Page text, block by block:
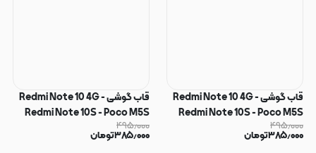
قاب گوشی Redmi Note 10 4G -
Redmi Note 10S - Poco M5S
دور مات دکمه کرومی طرح قلب و
۴۹۵٫۰۰۰
۳۸۵٫۰۰۰تومان
قاب گوشی Redmi Note 10 4G -
Redmi Note 10S - Poco M5S
دور مات دکمه کرومی طرح قلب و
۴۹۵٫۰۰۰
۳۸۵٫۰۰۰تومان